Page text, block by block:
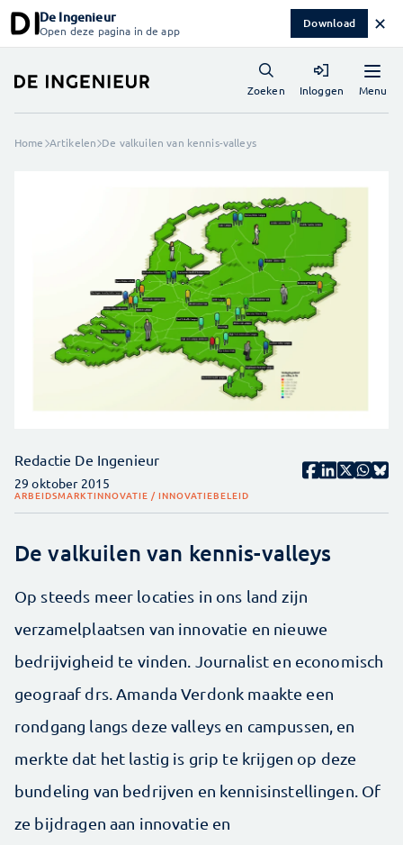
De Ingenieur
Open deze pagina in de app Download ✕
Menu
Zoeken Inloggen
Home Artikelen De valkuilen van kennis-valleys
Redactie De Ingenieur
29 oktober 2015
ARBEIDSMARKTINNOVATIE / INNOVATIEBELEID
De valkuilen van kennis-valleys
Op steeds meer locaties in ons land zijn
verzamelplaatsen van innovatie en nieuwe
bedrijvigheid te vinden. Journalist en economisch
geograaf drs. Amanda Verdonk maakte een
rondgang langs deze valleys en campussen, en
merkte dat het lastig is grip te krijgen op deze
bundeling van bedrijven en kennisinstellingen. Of
ze bijdragen aan innovatie en